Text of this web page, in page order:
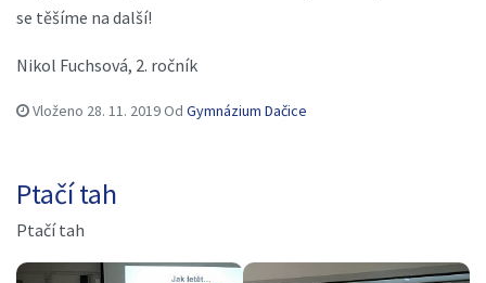
se těšíme na další!
Nikol Fuchsová, 2. ročník
Vloženo 28. 11. 2019Od Gymnázium Dačice
Ptačí tah
Ptačí tah